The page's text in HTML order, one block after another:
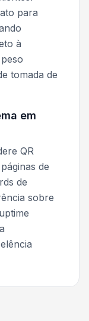
para
à
tomada de
em
QR
de
de
sobre